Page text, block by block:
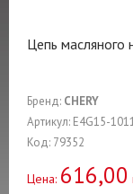
Цепь масляного
Бренд: CHERY
Артикул: E4G15-
Код: 79352
Цена: 616,00